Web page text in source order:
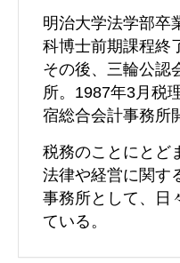
明治大学法学部卒
科博士前期課程終
その後、三輪公認
所。1987年3月税
宿総合会計事務所
税務のことにとど
法律や経営に関す
事務所として、日
ている。